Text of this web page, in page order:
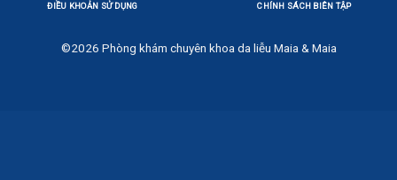
ĐIỀU KHOẢN SỬ DỤNG CHÍNH SÁCH BIÊN TẬP
©2026 Phòng khám chuyên khoa da liễu Maia & Maia